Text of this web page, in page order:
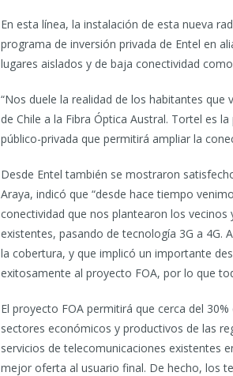
En esta línea, la instalación de esta nueva
programa de inversión privada de Entel en
lugares aislados y de baja conectividad
“Nos duele la realidad de los habitantes
de Chile a la Fibra Óptica Austral. Tortel es
público-privada que permitirá ampliar la
Desde Entel también se mostraron
Araya, indicó que “desde hace tiempo
conectividad que nos plantearon los
existentes, pasando de tecnología 3G a 4G.
la cobertura, y que implicó un importante
exitosamente al proyecto FOA, por lo que
El proyecto FOA permitirá que cerca del
sectores económicos y productivos de las
servicios de telecomunicaciones existentes
mejor oferta al usuario final. De hecho, los